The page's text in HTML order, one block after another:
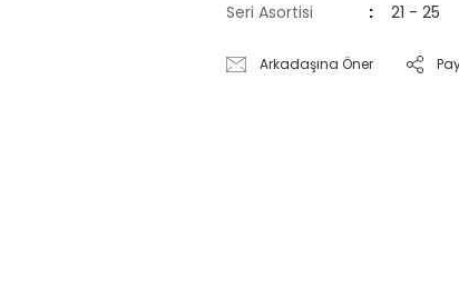
Seri Asortisi
21 - 25
Arkadaşına Öner